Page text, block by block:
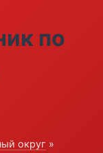
по
округ »